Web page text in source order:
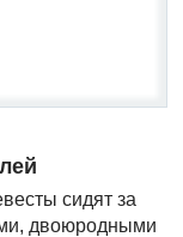
сидят за
двоюродными